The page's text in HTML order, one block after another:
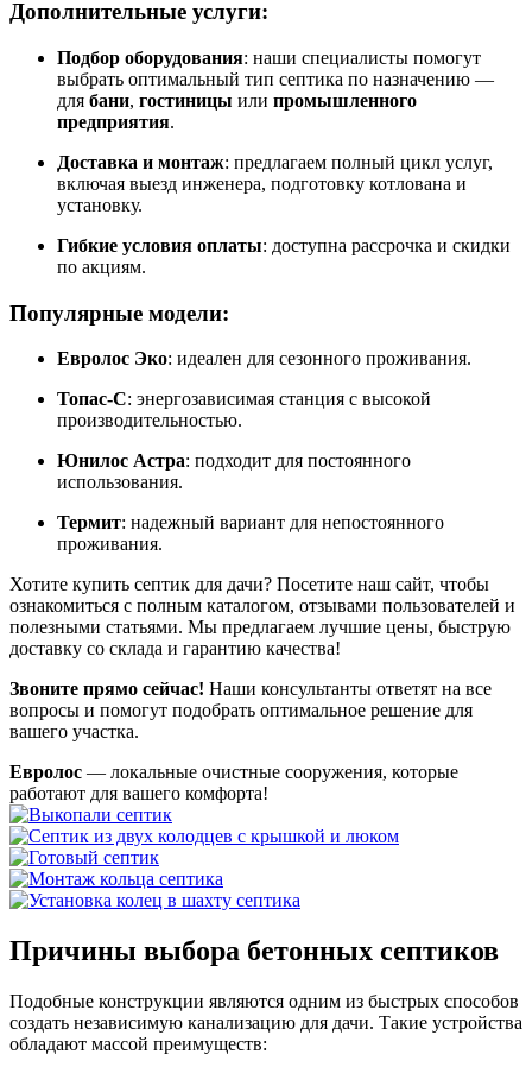
Дополнительные услуги:
Подбор оборудования: наши специалисты помогут
выбрать оптимальный тип септика по назначению —
для бани, гостиницы или промышленного
предприятия.
Доставка и монтаж: предлагаем полный цикл услуг,
включая выезд инженера, подготовку котлована и
установку.
Гибкие условия оплаты: доступна рассрочка и скидки
по акциям.
Популярные модели:
Евролос Эко: идеален для сезонного проживания.
Топас-С: энергозависимая станция с высокой
производительностью.
Юнилос Астра: подходит для постоянного
использования.
Термит: надежный вариант для непостоянного
проживания.
Хотите купить септик для дачи? Посетите наш сайт, чтобы
ознакомиться с полным каталогом, отзывами пользователей и
полезными статьями. Мы предлагаем лучшие цены, быструю
доставку со склада и гарантию качества!
Звоните прямо сейчас! Наши консультанты ответят на все
вопросы и помогут подобрать оптимальное решение для
вашего участка.
Евролос — локальные очистные сооружения, которые
работают для вашего комфорта!
Причины выбора бетонных септиков
Подобные конструкции являются одним из быстрых способов
создать независимую канализацию для дачи. Такие устройства
обладают массой преимуществ: